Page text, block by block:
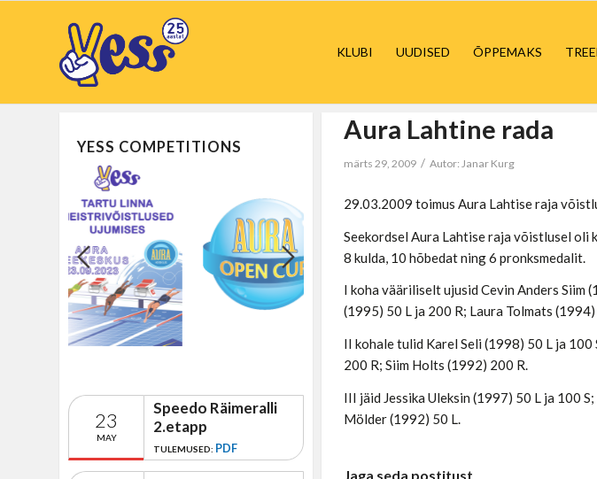
KLUBI UUDISED ÕPPEMAKS
Aura Lahtine rada
märts 29, 2009 / Autor:Janar Kurg
29.03.2009 toimus Aura Lahtise raja
Seekordsel Aura Lahtise raja võistlusel oli
8 kulda, 10 hõbedat ning 6 pronksmedalit.
I koha vääriliselt ujusid Cevin Anders Siim
(1995) 50 L ja 200 R; Laura Tolmats
II kohale tulid Karel Seli (1998) 50 L ja 100
200 R; Siim Holts (1992) 200 R.
III jäid Jessika Uleksin (1997) 50 L ja 100
Mölder (1992) 50 L.
Jaga seda postitust
YESS COMPETITIONS
23
MAY
Speedo Räimeralli
2.etapp
TULEMUSED: PDF